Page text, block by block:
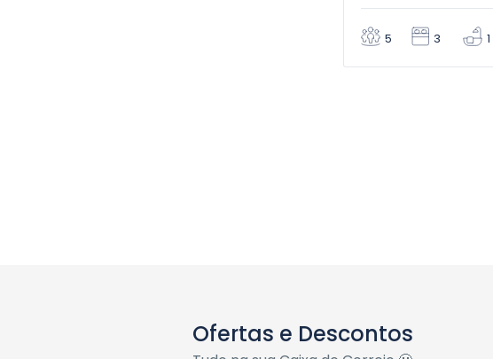
5 3 1
Ofertas e Descontos